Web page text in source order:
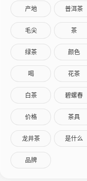
产地 普洱茶
毛尖 茶
绿茶 颜色
喝 花茶
白茶 碧螺春
价格 茶具
龙井茶 是什么
品牌